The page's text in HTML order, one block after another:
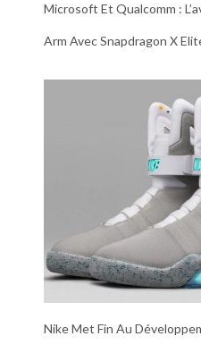
Microsoft Et Qualcomm :
Arm Avec Snapdragon X
Nike Met Fin Au